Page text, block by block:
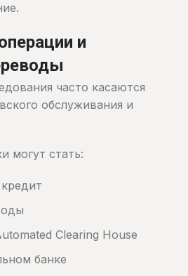
и
часто касаются
обслуживания и
могут стать:
Clearing House
банке